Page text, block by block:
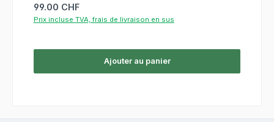
Prix régulier :
99.00 CHF
Prix incluse TVA, frais de livraison en sus
Ajouter au panier